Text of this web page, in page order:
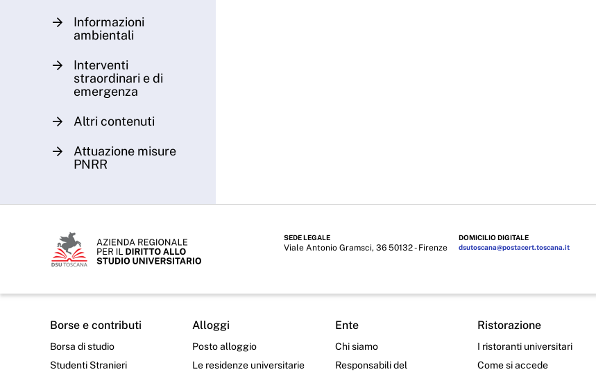
Informazioni
ambientali
Interventi
straordinari e di
emergenza
Altri contenuti
Attuazione misure
PNRR
SEDE LEGALE
Viale Antonio Gramsci, 36 50132 - Firenze
DOMICILIO DIGITALE
dsutoscana@postacert.toscana.it
Borse e contributi
Borsa di studio
Studenti Stranieri
Alloggi
Posto alloggio
Le residenze universitarie
Ente
Chi siamo
Responsabili del
Ristorazione
I ristoranti universitari
Come si accede